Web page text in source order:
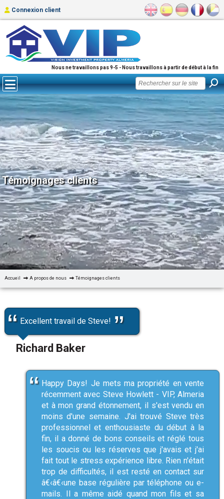
Nous ne travaillons pas 9-5 - Nous travaillons à partir de début à la fin
Connexion client
Témoignages clients
Accueil A propos de nous Témoignages clients
Excellent travail de Steve!
Richard Baker
Happy Days! Je mets ma propriété en vente
récemment avec Steve Howlett - VIP, Almeria
et à mon grand étonnement, il s'est vendu en
moins d'une semaine. J'ai trouvé Steve très
professionnel et enthousiaste du début à la
fin, il a donné de bons conseils et réglé tous
les soucis ou les réserves que j'avais et j'ai
fait tout le stress expérience libre. Rien n'était
trop de difficultés, il est resté en contact sur
â€‹â€‹une base régulière par téléphone ou e-
mails. Il a même aidé quand mon fils et sa